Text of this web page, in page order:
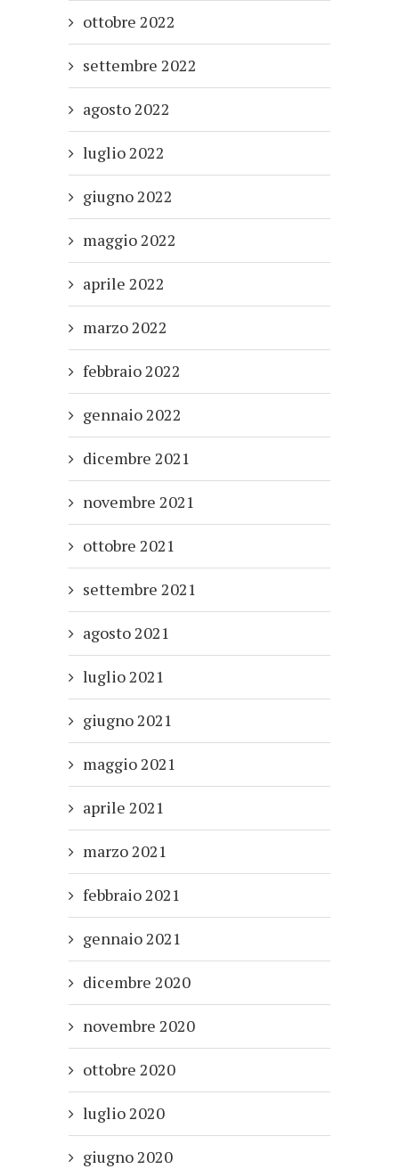
ottobre 2022
settembre 2022
agosto 2022
luglio 2022
giugno 2022
maggio 2022
aprile 2022
marzo 2022
febbraio 2022
gennaio 2022
dicembre 2021
novembre 2021
ottobre 2021
settembre 2021
agosto 2021
luglio 2021
giugno 2021
maggio 2021
aprile 2021
marzo 2021
febbraio 2021
gennaio 2021
dicembre 2020
novembre 2020
ottobre 2020
luglio 2020
giugno 2020